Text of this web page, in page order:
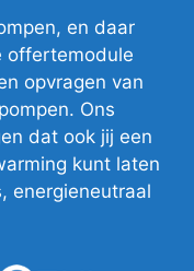
en daar
offertemodule
opvragen van
Ons
dat ook jij een
kunt laten
energieneutraal